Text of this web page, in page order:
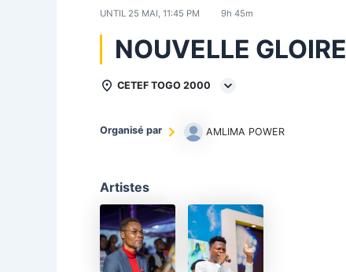
UNTIL 25 MAI, 11:45 PM 9h 45m
NOUVELLE GLOIRE
CETEF TOGO 2000
Organisé par AMLIMA POWER
Artistes